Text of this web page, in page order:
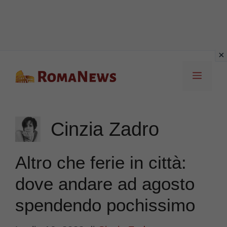
Menu
Cinzia Zadro
Altro che ferie in città:
dove andare ad agosto
spendendo pochissimo